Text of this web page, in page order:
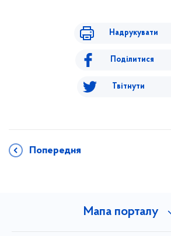
Надрукувати
Поділитися
Твітнути
Попередня
Мапа порталу